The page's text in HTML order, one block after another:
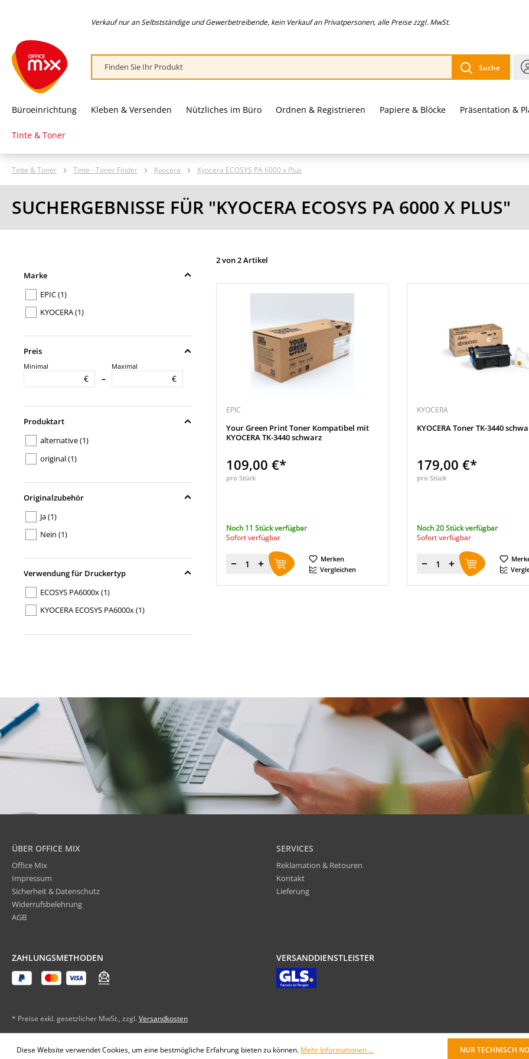
Verkauf nur an Selbstständige und Gewerbetreibende, kein Verkauf an Privatpersonen, alle Preise zzgl. MwSt.
Suche
Büroeinrichtung Kleben & Versenden Nützliches im Büro Ordnen & Registrieren Papiere & Blöcke Präsentation &
Tinte & Toner
Tinte & Toner Tinte - Toner Finder Kyocera Kyocera ECOSYS PA 6000 x Plus
SUCHERGEBNISSE FÜR "KYOCERA ECOSYS PA 6000 X PLUS"
Marke
EPIC(1)
KYOCERA(1)
Preis
Minimal
€ –
Maximal
€
Produktart
alternative(1)
original(1)
Originalzubehör
Ja(1)
Nein (1)
Verwendung für Druckertyp
ECOSYS PA6000x(1)
KYOCERA ECOSYS PA6000x(1)
2 von 2 Artikel
EPIC
Your Green Print Toner Kompatibel mit
KYOCERA TK-3440 schwarz
109,00 €*
pro Stück
Noch 11 Stück verfügbar
Sofort verfügbar
Menge
Merken
Vergleichen
KYOCERA
KYOCERA Toner TK-3440
179,00 €*
pro Stück
Noch 20 Stück verfügbar
Sofort verfügbar
Menge
ÜBER OFFICE MIX
Office Mix
Impressum
Sicherheit & Datenschutz
Widerrufsbelehrung
AGB
SERVICES
Reklamation & Retouren
Kontakt
Lieferung
ZAHLUNGSMETHODEN VERSANDDIENSTLEISTER
* Preise exkl. gesetzlicher MwSt., zzgl. Versandkosten
Diese Website verwendet Cookies, um eine bestmögliche Erfahrung bieten zu können. Mehr Informationen ... NUR TECHNISCH